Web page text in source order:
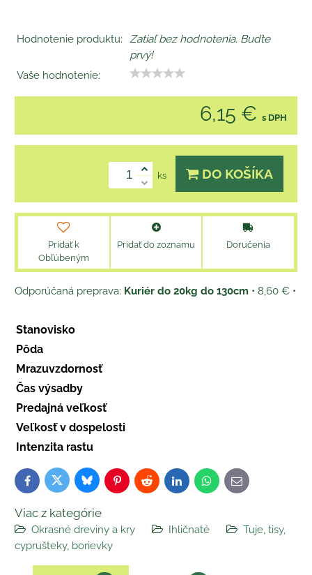
Hodnotenie produktu:
Zatiaľ bez hodnotenia. Buďte
prvý!
Vaše hodnotenie:
6,15 € s DPH
ks DO KOŠÍKA
Pridať k
Obľúbeným
Pridať do zoznamu Doručenia
Kuriér do 20kg do 130cm • 8,60 € •
Stanovisko
Pôda
Mrazuvzdornosť
Čas výsadby
Predajná veľkosť
Veľkosť v dospelosti
Intenzita rastu
FacebookTwitterBlueskyPinterestReddit LinkedInWhatsApp
E-
mail
Viac z kategórie
Okrasné dreviny a kry Ihličnaté
Tuje, tisy,
cyprušteky, borievky